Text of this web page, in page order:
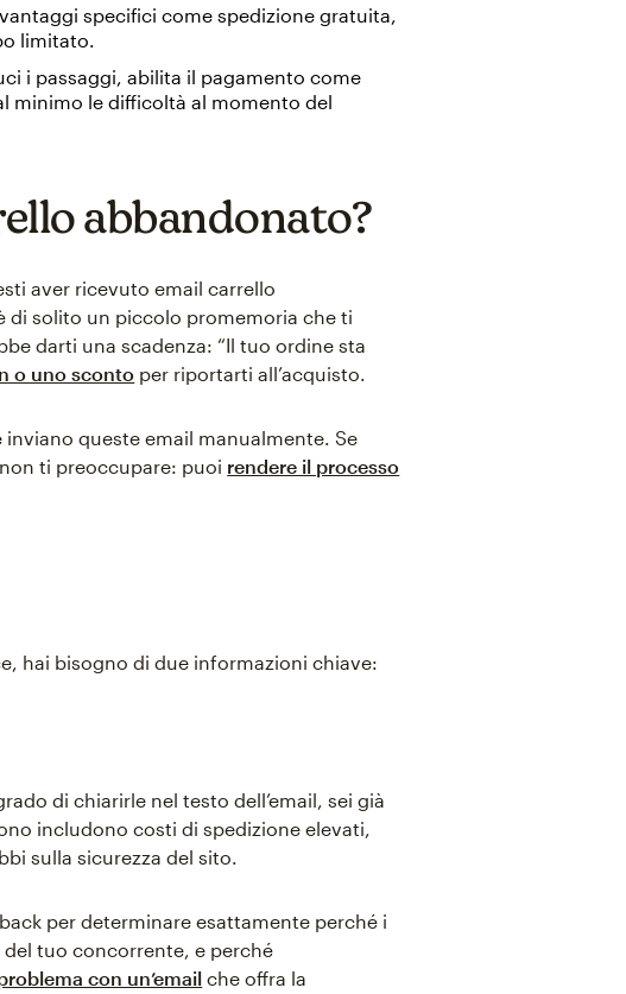
specifici come spedizione gratuita,
limitato.
i passaggi, abilita il pagamento come
minimo le difficoltà al momento del
abbandonato?
aver ricevuto email carrello
di solito un piccolo promemoria che ti
darti una scadenza: “Il tuo ordine sta
o uno sconto per riportarti all’acquisto.
queste email manualmente. Se
ti preoccupare: puoi rendere il processo
hai bisogno di due informazioni chiave:
di chiarirle nel testo dell’email, sei già
includono costi di spedizione elevati,
sulla sicurezza del sito.
per determinare esattamente perché i
tuo concorrente, e perché
con un’email che offra la